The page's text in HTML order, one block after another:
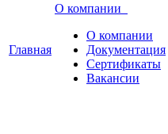
Главная
О компании
О компании
Документация
Сертификаты
Вакансии